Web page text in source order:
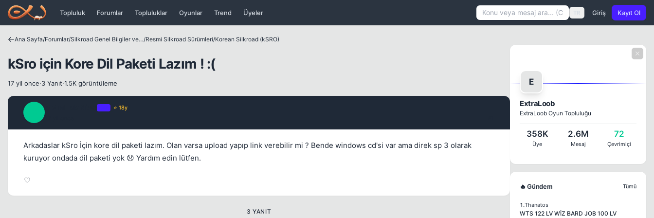
Icerige atla
Topluluk Forumlar Topluluklar Oyunlar Trend Üyeler TR Giriş Kayıt Ol
Ana Sayfa/Forumlar/ Silkroad Genel Bilgiler ve Update Bilgileri/Resmi Silkroad Sürümleri/Korean Silkroad (kSRO)
kSro için Kore Dil Paketi Lazım ! :(
17 yil once·3 Yanıt·1.5K görüntüleme
⭐ 18y
Arkadaslar kSro İçin kore dil paketi lazım. Olan varsa upload yapıp link verebilir mi ? Bende windows cd'si var ama direk sp 3 olarak
kuruyor ondada dil paketi yok 😞 Yardım edin lütfen.
3 YANIT
E
ExtraLoob
ExtraLoob Oyun Topluluğu
358K
Üye
2.6M
Mesaj
72
Çevrimiçi
🔥 Gündem Tümü
1.Thanatos
WTS 122 LV WİZ BARD JOB 100 LV